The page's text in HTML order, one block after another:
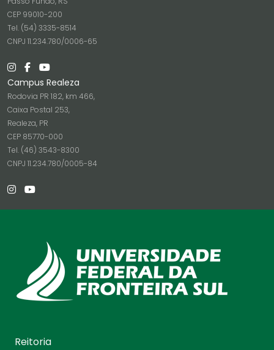
CEP 99010-200
Tel. (54) 3335-8514
CNPJ 11.234.780/0006-65
Campus Realeza
Rodovia PR 182, km 466,
Caixa Postal 253,
Realeza, PR
CEP 85770-000
Tel. (46) 3543-8300
CNPJ 11.234.780/0005-84
Reitoria